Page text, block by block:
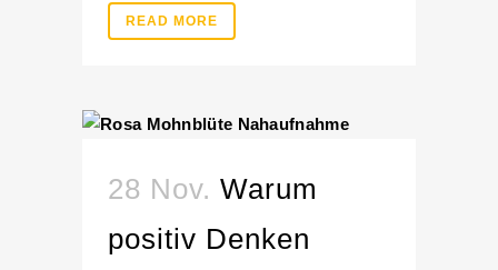
READ MORE
28 Nov. Warum
positiv Denken